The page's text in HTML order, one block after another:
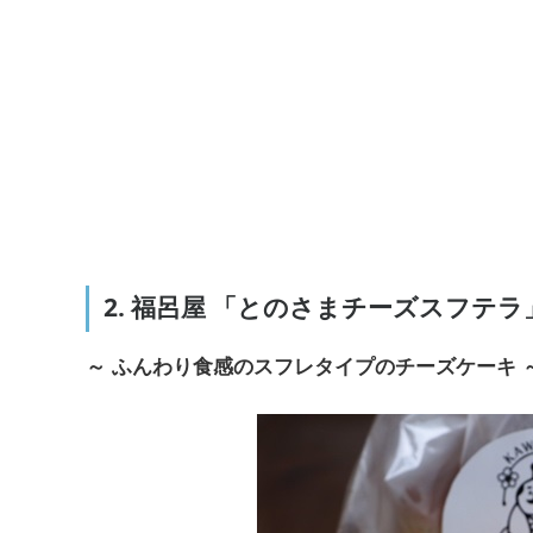
2. 福呂屋 「とのさまチーズスフテラ
～ ふんわり食感のスフレタイプのチーズケーキ